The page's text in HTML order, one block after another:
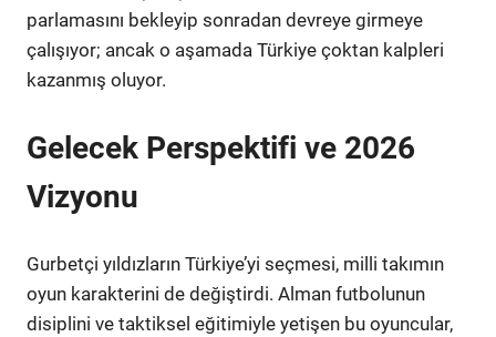
parlamasını bekleyip sonradan devreye girmeye
çalışıyor; ancak o aşamada Türkiye çoktan kalpleri
kazanmış oluyor.
Gelecek Perspektifi ve 2026
Vizyonu
Gurbetçi yıldızların Türkiye’yi seçmesi, milli takımın
oyun karakterini de değiştirdi. Alman futbolunun
disiplini ve taktiksel eğitimiyle yetişen bu oyuncular,